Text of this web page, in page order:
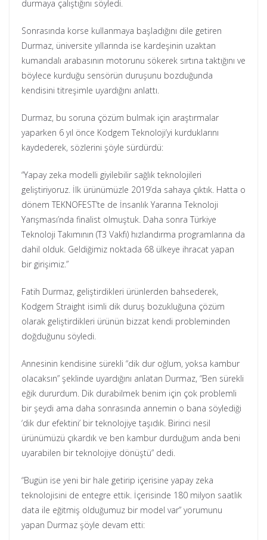
durmaya çalıştığını söyledi.
Sonrasında korse kullanmaya başladığını dile getiren
Durmaz, üniversite yıllarında ise kardeşinin uzaktan
kumandalı arabasının motorunu sökerek sırtına taktığını ve
böylece kurduğu sensörün duruşunu bozduğunda
kendisini titreşimle uyardığını anlattı.
Durmaz, bu soruna çözüm bulmak için araştırmalar
yaparken 6 yıl önce Kodgem Teknoloji’yi kurduklarını
kaydederek, sözlerini şöyle sürdürdü:
“Yapay zeka modelli giyilebilir sağlık teknolojileri
geliştiriyoruz. İlk ürünümüzle 2019’da sahaya çıktık. Hatta o
dönem TEKNOFEST’te de İnsanlık Yararına Teknoloji
Yarışması’nda finalist olmuştuk. Daha sonra Türkiye
Teknoloji Takımının (T3 Vakfı) hızlandırma programlarına da
dahil olduk. Geldiğimiz noktada 68 ülkeye ihracat yapan
bir girişimiz.”
Fatih Durmaz, geliştirdikleri ürünlerden bahsederek,
Kodgem Straight isimli dik duruş bozukluğuna çözüm
olarak geliştirdikleri ürünün bizzat kendi probleminden
doğduğunu söyledi.
Annesinin kendisine sürekli “dik dur oğlum, yoksa kambur
olacaksın” şeklinde uyardığını anlatan Durmaz, “Ben sürekli
eğik dururdum. Dik durabilmek benim için çok problemli
bir şeydi ama daha sonrasında annemin o bana söylediği
‘dik dur efektini’ bir teknolojiye taşıdık. Birinci nesil
ürünümüzü çıkardık ve ben kambur durduğum anda beni
uyarabilen bir teknolojiye dönüştü” dedi.
“Bugün ise yeni bir hale getirip içerisine yapay zeka
teknolojisini de entegre ettik. İçerisinde 180 milyon saatlik
data ile eğitmiş olduğumuz bir model var” yorumunu
yapan Durmaz şöyle devam etti: